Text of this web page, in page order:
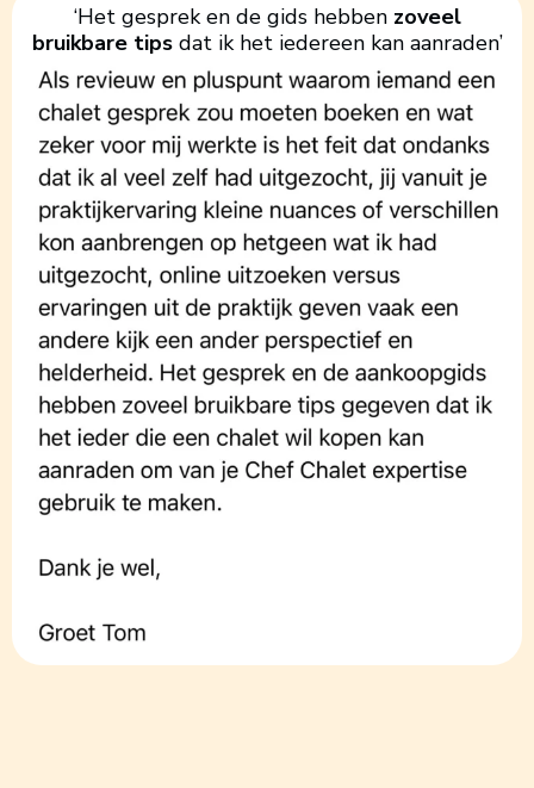
‘Het gesprek en de gids hebben zoveel
bruikbare tipsdat ik het iedereen kan aanraden’